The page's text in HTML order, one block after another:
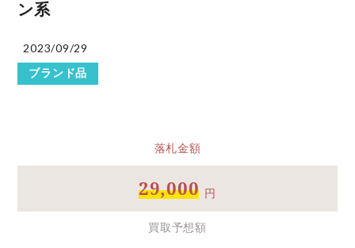
ン系
2023/09/29
ブランド品
落札金額
29,000 円
買取予想額